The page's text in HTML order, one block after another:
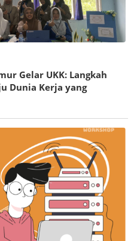
Gelar UKK: Langkah
Dunia Kerja yang